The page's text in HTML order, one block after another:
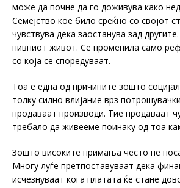
може да почне да го доживува како
Семејство кое било среќно со својот
чувствува дека заостанува зад
нивниот живот. Се променила само
со која се споредуваат.
Тоа е една од причините зошто
толку силно влијание врз
продаваат производи. Тие продаваат
требало да живееме поинаку од тоа
Зошто високите примања често не
Многу луѓе претпоставуваат дека
исчезнуваат кога платата ќе стане